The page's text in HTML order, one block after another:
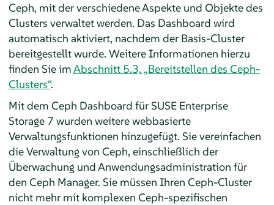
Ceph, mit der verschiedene Aspekte und Objekte des
Clusters verwaltet werden. Das Dashboard wird
automatisch aktiviert, nachdem der Basis-Cluster
bereitgestellt wurde. Weitere Informationen hierzu
finden Sie imAbschnitt 5.3, „Bereitstellen des Ceph-
Clusters“.
Mit dem Ceph Dashboard für SUSE Enterprise
Storage 7 wurden weitere webbasierte
Verwaltungsfunktionen hinzugefügt. Sie vereinfachen
die Verwaltung von Ceph, einschließlich der
Überwachung und Anwendungsadministration für
den Ceph Manager. Sie müssen Ihren Ceph-Cluster
nicht mehr mit komplexen Ceph-spezifischen